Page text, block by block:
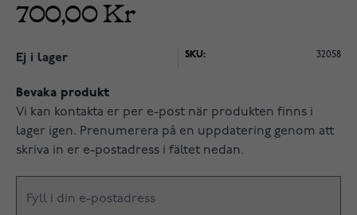
700,00 Kr
Ej i lager SKU: 32058
Bevaka produkt
Vi kan kontakta er per e-post när produkten finns i
lager igen. Prenumerera på en uppdatering genom att
skriva in er e-postadress i fältet nedan.